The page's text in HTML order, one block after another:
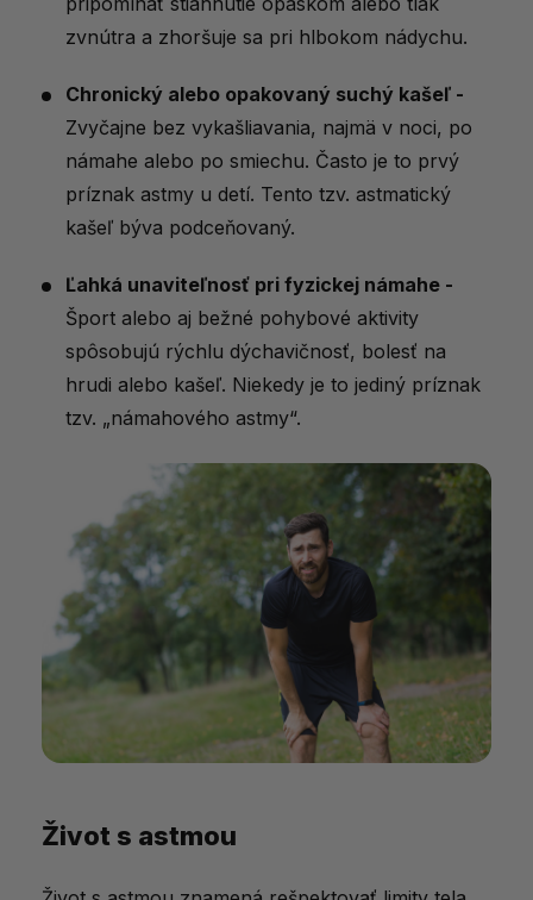
zvnútra a zhoršuje sa pri hlbokom nádychu.
Chronický alebo opakovaný suchý kašeľ -
Zvyčajne bez vykašliavania, najmä v noci, po
námahe alebo po smiechu. Často je to prvý
príznak astmy u detí. Tento tzv. astmatický
kašeľ býva podceňovaný.
Ľahká unaviteľnosť pri fyzickej námahe -
Šport alebo aj bežné pohybové aktivity
spôsobujú rýchlu dýchavičnosť, bolesť na
hrudi alebo kašeľ. Niekedy je to jediný príznak
tzv. „námahového astmy“.
Život s astmou